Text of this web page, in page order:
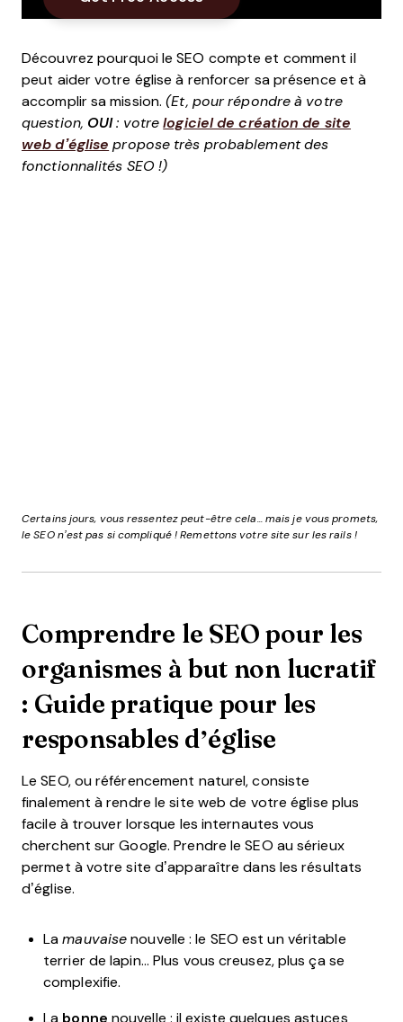
Découvrez pourquoi le SEO compte et comment il
peut aider votre église à renforcer sa présence et à
accomplir sa mission.(Et, pour répondre à votre
question, OUI: votrelogiciel de création de site
web d’église propose très probablement des
fonctionnalités SEO !)
Certains jours, vous ressentez peut-être cela... mais je vous promets,
le SEO n’est pas si compliqué ! Remettons votre site sur les rails !
Comprendre le SEO pour les
organismes à but non lucratif
: Guide pratique pour les
responsables d’église
Le SEO, ou référencement naturel, consiste
finalement à rendre le site web de votre église plus
facile à trouver lorsque les internautes vous
cherchent sur Google. Prendre le SEO au sérieux
permet à votre site d’apparaître dans les résultats
d’église.
Lamauvaise nouvelle : le SEO est un véritable
terrier de lapin... Plus vous creusez, plus ça se
complexifie.
La bonne nouvelle : il existe quelques astuces